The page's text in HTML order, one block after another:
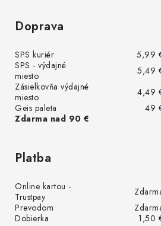
Doprava
SPS kuriér
5,99
SPS - výdajné
miesto
5,49
Zásielkovňa výdajné
miesto
4,49
Geis paleta
49
Zdarma nad 90 €
Platba
Online kartou -
Trustpay
Prevodom
Dobierka
1,50